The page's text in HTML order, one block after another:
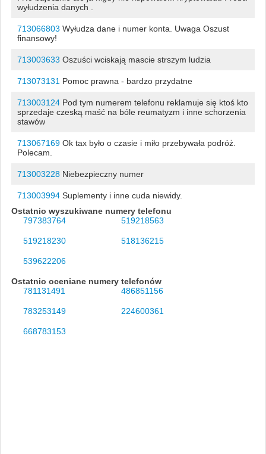
wyłudzenia danych .
713066803 Wyłudza dane i numer konta. Uwaga Oszust
finansowy!
713003633 Oszuści wciskają mascie strszym ludzia
713073131 Pomoc prawna - bardzo przydatne
713003124Pod tym numerem telefonu reklamuje się ktoś kto
sprzedaje czeską maść na bóle reumatyzm i inne schorzenia
stawów
713067169Ok tax było o czasie i miło przebywała podróż.
Polecam.
713003228Niebezpieczny numer
713003994Suplementy i inne cuda niewidy.
Ostatnio wyszukiwane numery telefonu
797383764
519218563
519218230 518136215
539622206
Ostatnio oceniane numery telefonów
781131491
486851156
783253149 224600361
668783153